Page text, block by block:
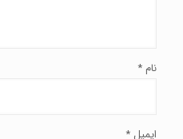
نام *
ایمیل *